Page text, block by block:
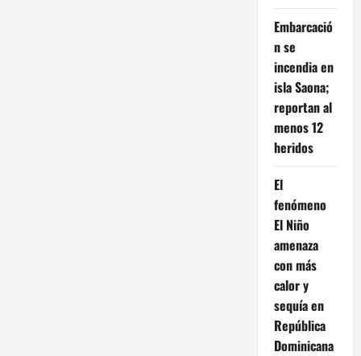
Embarcació
n se
incendia en
isla Saona;
reportan al
menos 12
heridos
El
fenómeno
El Niño
amenaza
con más
calor y
sequía en
República
Dominicana